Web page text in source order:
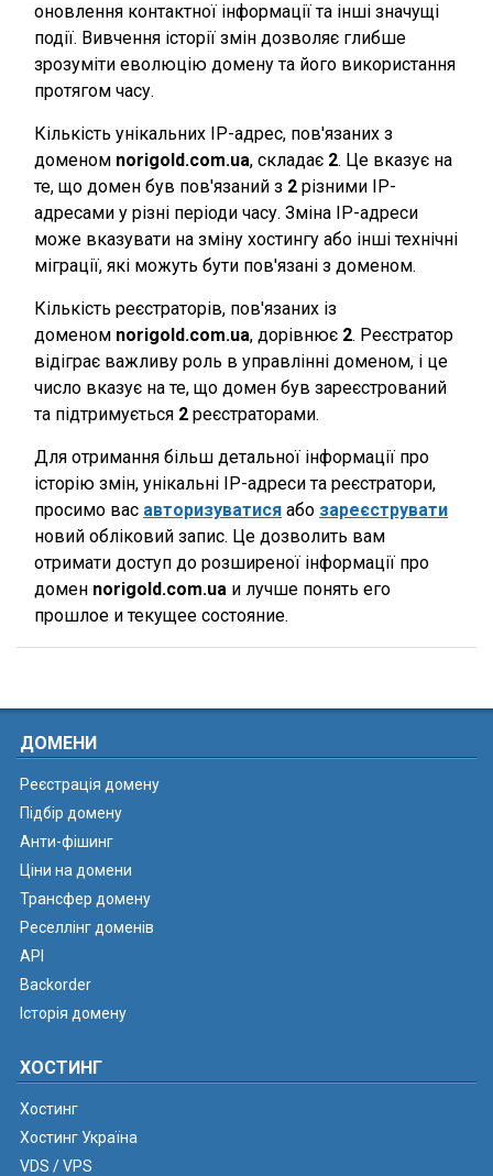
оновлення контактної інформації та інші значущі
події. Вивчення історії змін дозволяє глибше
зрозуміти еволюцію домену та його використання
протягом часу.
Кількість унікальних IP-адрес, пов'язаних з
доменом norigold.com.ua, складає 2. Це вказує на
те, що домен був пов'язаний з 2 різними IP-
адресами у різні періоди часу. Зміна IP-адреси
може вказувати на зміну хостингу або інші технічні
міграції, які можуть бути пов'язані з доменом.
Кількість реєстраторів, пов'язаних із
доменом norigold.com.ua, дорівнює 2. Реєстратор
відіграє важливу роль в управлінні доменом, і це
число вказує на те, що домен був зареєстрований
та підтримується 2 реєстраторами.
Для отримання більш детальної інформації про
історію змін, унікальні IP-адреси та реєстратори,
просимо вас авторизуватися або зареєструвати
новий обліковий запис. Це дозволить вам
отримати доступ до розширеної інформації про
домен norigold.com.ua и лучше понять его
прошлое и текущее состояние.
ДОМЕНИ
Реєстрація домену
Підбір домену
Анти-фішинг
Ціни на домени
Трансфер домену
Реселлінг доменів
API
Backorder
Історія домену
ХОСТИНГ
Хостинг
Хостинг Україна
VDS / VPS